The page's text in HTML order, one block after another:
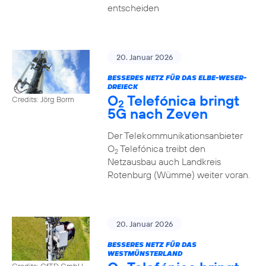
entscheiden
Credits: Jörg Borm
20. Januar 2026
BESSERES NETZ FÜR DAS ELBE-WESER-
DREIECK
O2 Telefónica bringt
5G nach Zeven
Der Telekommunikationsanbieter
O2Telefónica treibt den
Netzausbau auch Landkreis
Rotenburg (Wümme) weiter voran.
20. Januar 2026
BESSERES NETZ FÜR DAS
WESTMÜNSTERLAND